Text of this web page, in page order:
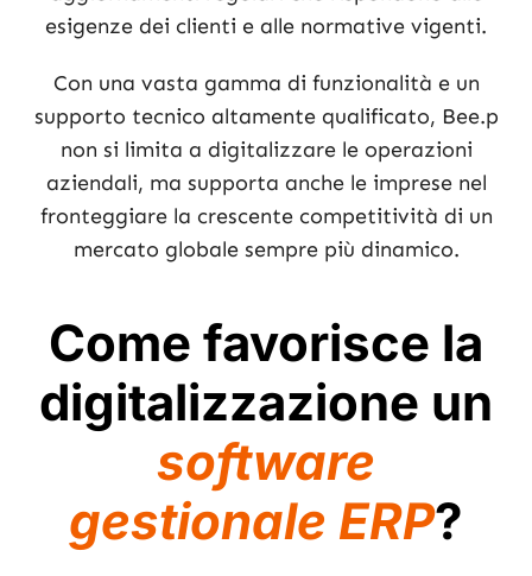
esigenze dei clienti e alle normative vigenti.
Con una vasta gamma di funzionalità e un
supporto tecnico altamente qualificato, Bee.p
non si limita a digitalizzare le operazioni
aziendali, ma supporta anche le imprese nel
fronteggiare la crescente competitività di un
mercato globale sempre più dinamico.
Come favorisce la
digitalizzazione un
software
gestionale ERP?